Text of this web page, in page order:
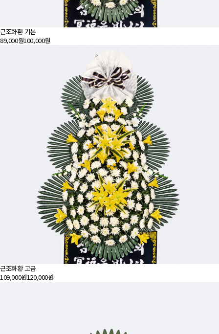
근조화환 기본
89,000원100,000원
근조화환 고급
109,000원120,000원